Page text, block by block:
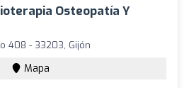
Osteopatía Y
408 - 33203, Gijón
Mapa